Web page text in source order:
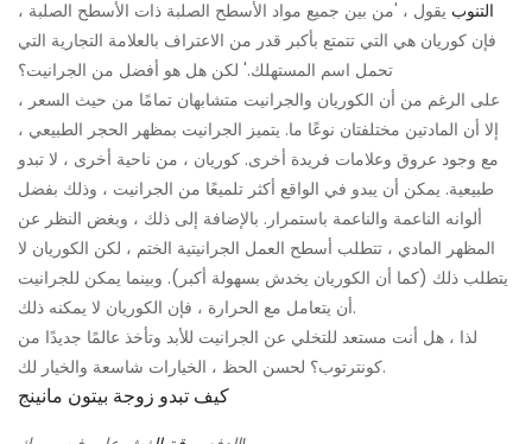
التنوب يقول ، 'من بين جميع مواد الأسطح الصلبة ذات الأسطح الصلبة ،
فإن كوريان هي التي تتمتع بأكبر قدر من الاعتراف بالعلامة التجارية التي
تحمل اسم المستهلك.' لكن هل هو أفضل من الجرانيت؟
على الرغم من أن الكوريان والجرانيت متشابهان تمامًا من حيث السعر ،
إلا أن المادتين مختلفتان نوعًا ما. يتميز الجرانيت بمظهر الحجر الطبيعي ،
مع وجود عروق وعلامات فريدة أخرى. كوريان ، من ناحية أخرى ، لا تبدو
طبيعية. يمكن أن يبدو في الواقع أكثر تلميعًا من الجرانيت ، وذلك بفضل
ألوانه الناعمة والناعمة باستمرار. بالإضافة إلى ذلك ، وبغض النظر عن
المظهر المادي ، تتطلب أسطح العمل الجرانيتية الختم ، لكن الكوريان لا
يتطلب ذلك (كما أن الكوريان يخدش بسهولة أكبر). وبينما يمكن للجرانيت
أن يتعامل مع الحرارة ، فإن الكوريان لا يمكنه ذلك.
لذا ، هل أنت مستعد للتخلي عن الجرانيت للأبد وتأخذ عالمًا جديدًا من
كونترتوب؟ لحسن الحظ ، الخيارات شاسعة والخيار لك.
كيف تبدو زوجة بيتون مانينج